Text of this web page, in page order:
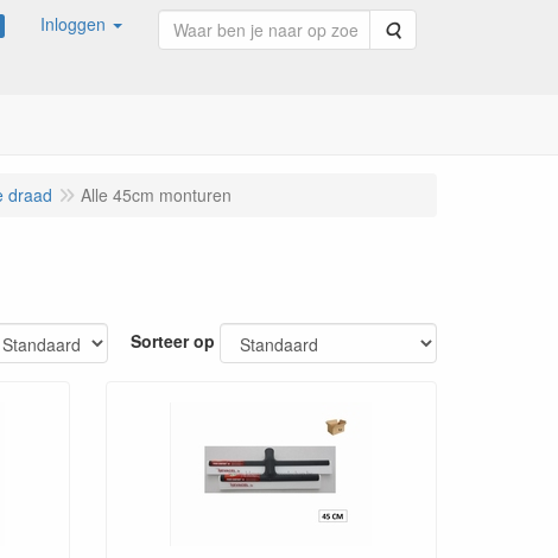
Inloggen Zoeken
draad Alle 45cm monturen
Sorteer op